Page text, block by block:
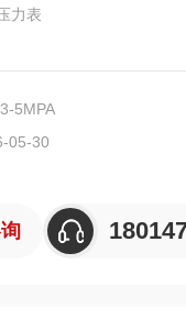
力表
生产与销售。企业 1994
总部，国内多地及海外
5MPA
05-30